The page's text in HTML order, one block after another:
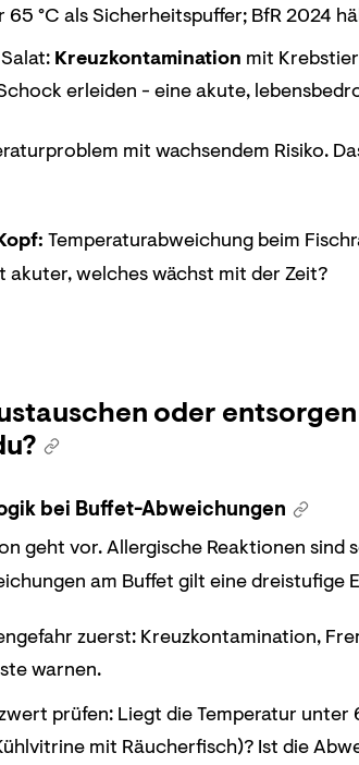
°C als Sicherheitspuffer; BfR 2024
Kreuzkontamination mit
erleiden - eine akute,
mit wachsendem Risiko.
Temperaturabweichung beim
akuter, welches wächst mit der Zeit?
oder
bei Buffet-Abweichungen
geht vor. Allergische Reaktionen
am Buffet gilt eine dreistufige
zuerst: Kreuzkontamination,
warnen.
prüfen: Liegt die Temperatur unter
mit Räucherfisch)? Ist die